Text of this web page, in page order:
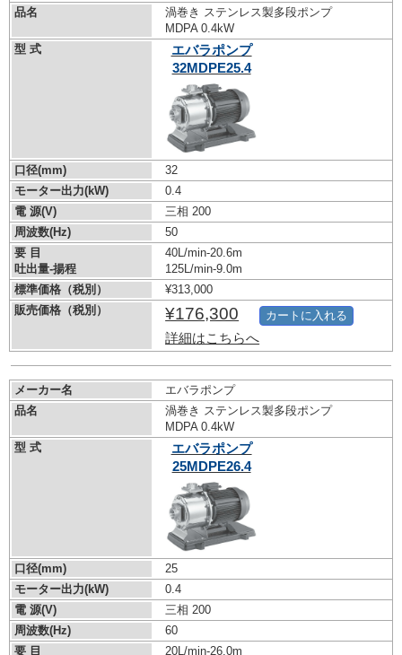
品名
渦巻き ステンレス製多段ポンプ
MDPA 0.4kW
型 式
エバラポンプ
32MDPE25.4
口径(mm)
32
モーター出力(kW)
0.4
電 源(V)
三相 200
周波数(Hz)
50
要 目
吐出量-揚程
40L/min-20.6m
125L/min-9.0m
標準価格（税別）
¥313,000
販売価格（税別）
¥176,300
詳細はこちらへ
カートに入れる
メーカー名
エバラポンプ
品名
渦巻き ステンレス製多段ポンプ
MDPA 0.4kW
型 式
エバラポンプ
25MDPE26.4
口径(mm)
25
モーター出力(kW)
0.4
電 源(V)
三相 200
周波数(Hz)
60
要 目
20L/min-26.0m